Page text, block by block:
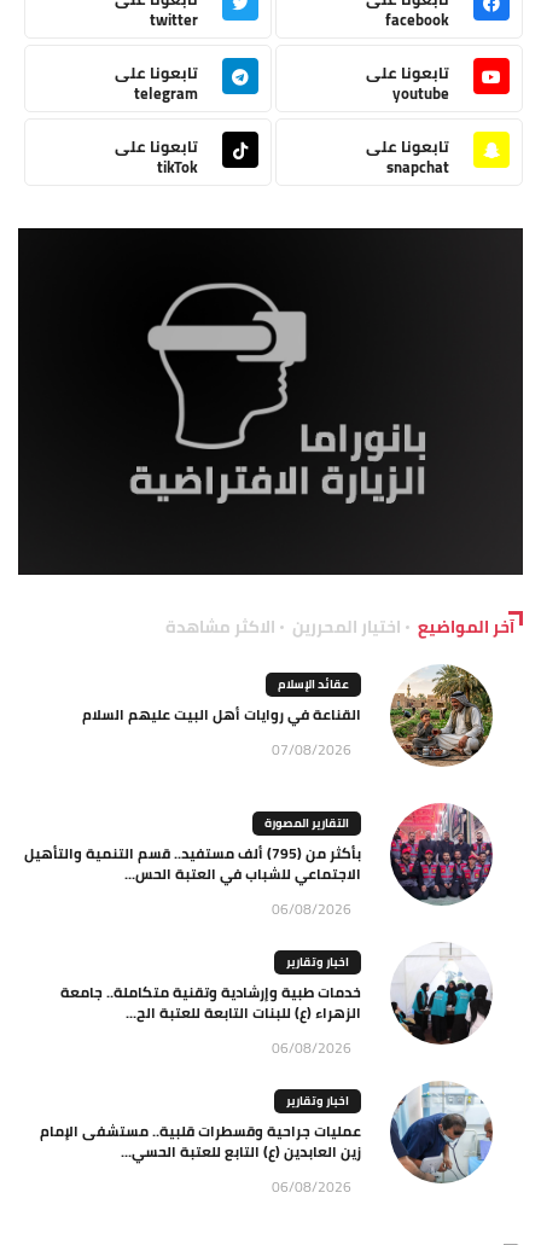
facebook
twitter
تابعونا على
youtube
تابعونا على
telegram
تابعونا على
snapchat
تابعونا على
tikTok
آخر المواضيع اختيار المحررين الاكثر مشاهدة
عقائد الإسلام
القناعة في روايات أهل البيت عليهم السلام
07/08/2026
التقارير المصورة
بأكثر من (795) ألف مستفيد.. قسم التنمية والتأهيل
الاجتماعي للشباب في العتبة الحس...
06/08/2026
اخبار وتقارير
خدمات طبية وإرشادية وتقنية متكاملة.. جامعة
الزهراء (ع) للبنات التابعة للعتبة الح...
06/08/2026
اخبار وتقارير
عمليات جراحية وقسطرات قلبية.. مستشفى الإمام
زين العابدين (ع) التابع للعتبة الحسي...
06/08/2026